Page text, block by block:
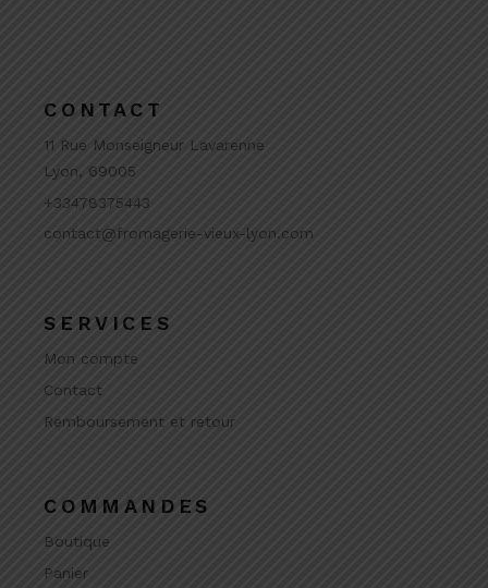
CONTACT
11 Rue Monseigneur Lavarenne
Lyon, 69005
+33478375443
contact@fromagerie-vieux-lyon.com
SERVICES
Mon compte
Contact
Remboursement et retour
COMMANDES
Boutique
Panier